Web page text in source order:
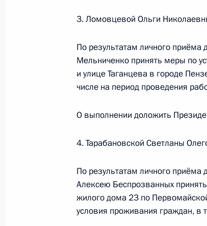
8 ноября 2023 года
19 мая, вторник
Управления Президента
Президента Российской
19 мая 2026 года, 17:23
10 февраля, вторник
3. Ломовцевой Ольги
По результатам личного приёма
Мельниченко принять меры по
и улице Таганцева в городе
числе на период проведения
О выполнении доложить
4. Тарабановской Светланы
По результатам личного приёма
Алексею Беспрозванных
жилого дома 23 по
условия проживания граждан, в